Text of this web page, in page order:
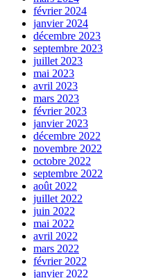
février 2024
janvier 2024
décembre 2023
septembre 2023
juillet 2023
mai 2023
avril 2023
mars 2023
février 2023
janvier 2023
décembre 2022
novembre 2022
octobre 2022
septembre 2022
août 2022
juillet 2022
juin 2022
mai 2022
avril 2022
mars 2022
février 2022
janvier 2022